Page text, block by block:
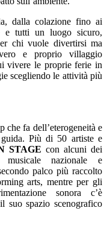
dalla colazione fino ai
e tutti un luogo sicuro,
chi vuole divertirsi ma
e proprio villaggio
vivere le proprie ferie in
scegliendo le attività più
che fa dell’eterogeneità e
Più di 50 artiste e
STAGE con alcuni dei
nazionale e
palco più raccolto
arts, mentre per gli
sonora c’è
suo spazio scenografico